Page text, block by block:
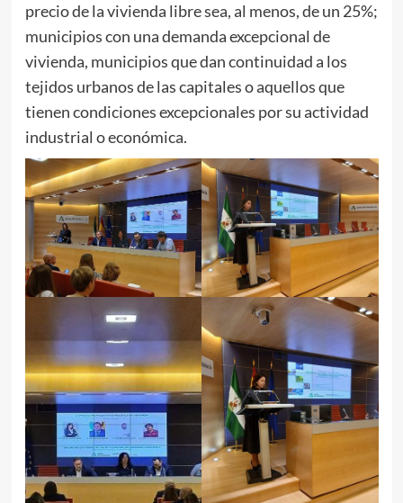
precio de la vivienda libre sea, al menos, de un 25%;
municipios con una demanda excepcional de
vivienda, municipios que dan continuidad a los
tejidos urbanos de las capitales o aquellos que
tienen condiciones excepcionales por su actividad
industrial o económica.